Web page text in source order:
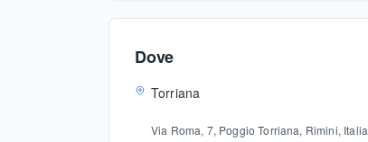
Dove
Torriana
Via Roma, 7, Poggio Torriana, Rimini, Italia